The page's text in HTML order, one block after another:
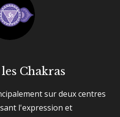
Chakras
sur deux centres
l'expression et